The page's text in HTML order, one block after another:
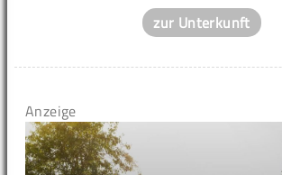
zur Unterkunft
Anzeige